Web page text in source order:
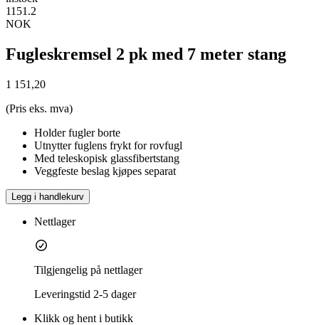
1151.2
NOK
Fugleskremsel 2 pk med 7 meter stang
1 151,20
(Pris eks. mva)
Holder fugler borte
Utnytter fuglens frykt for rovfugl
Med teleskopisk glassfibertstang
Veggfeste beslag kjøpes separat
Legg i handlekurv
Nettlager
Tilgjengelig på nettlager
Leveringstid 2-5 dager
Klikk og hent i butikk